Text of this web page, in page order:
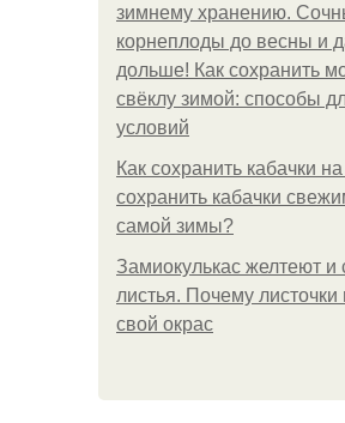
зимнему хранению.
корнеплоды до весны и
дольше! Как сохранить
свёклу зимой: способы
условий
Как сохранить кабачки
сохранить кабачки
самой зимы?
Замиокулькас желтеют и
листья. Почему
свой окрас